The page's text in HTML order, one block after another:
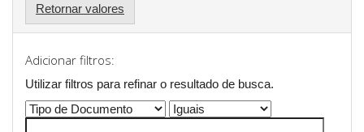
Retornar valores
Adicionar filtros:
Utilizar filtros para refinar o resultado de busca.